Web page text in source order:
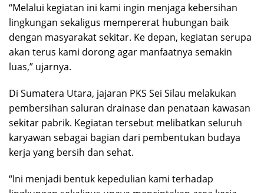
“Melalui kegiatan ini kami ingin menjaga kebersihan
lingkungan sekaligus mempererat hubungan baik
dengan masyarakat sekitar. Ke depan, kegiatan serupa
akan terus kami dorong agar manfaatnya semakin
luas,” ujarnya.
Di Sumatera Utara, jajaran PKS Sei Silau melakukan
pembersihan saluran drainase dan penataan kawasan
sekitar pabrik. Kegiatan tersebut melibatkan seluruh
karyawan sebagai bagian dari pembentukan budaya
kerja yang bersih dan sehat.
“Ini menjadi bentuk kepedulian kami terhadap